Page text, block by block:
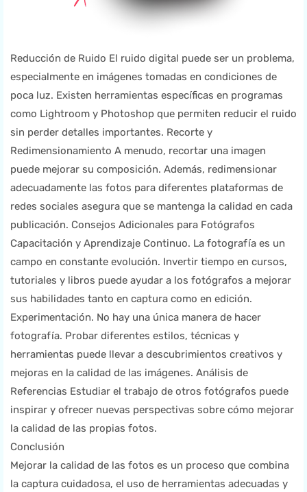
Reducción de Ruido El ruido digital puede ser un problema,
especialmente en imágenes tomadas en condiciones de
poca luz. Existen herramientas específicas en programas
como Lightroom y Photoshop que permiten reducir el ruido
sin perder detalles importantes. Recorte y
Redimensionamiento A menudo, recortar una imagen
puede mejorar su composición. Además, redimensionar
adecuadamente las fotos para diferentes plataformas de
redes sociales asegura que se mantenga la calidad en cada
publicación. Consejos Adicionales para Fotógrafos
Capacitación y Aprendizaje Continuo. La fotografía es un
campo en constante evolución. Invertir tiempo en cursos,
tutoriales y libros puede ayudar a los fotógrafos a mejorar
sus habilidades tanto en captura como en edición.
Experimentación. No hay una única manera de hacer
fotografía. Probar diferentes estilos, técnicas y
herramientas puede llevar a descubrimientos creativos y
mejoras en la calidad de las imágenes. Análisis de
Referencias Estudiar el trabajo de otros fotógrafos puede
inspirar y ofrecer nuevas perspectivas sobre cómo mejorar
la calidad de las propias fotos.
Conclusión
Mejorar la calidad de las fotos es un proceso que combina
la captura cuidadosa, el uso de herramientas adecuadas y